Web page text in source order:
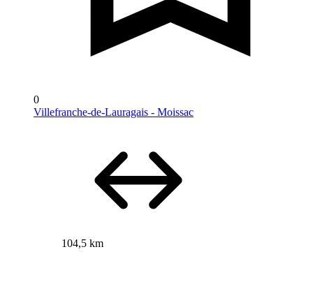
0
Villefranche-de-Lauragais - Moissac
104,5 km